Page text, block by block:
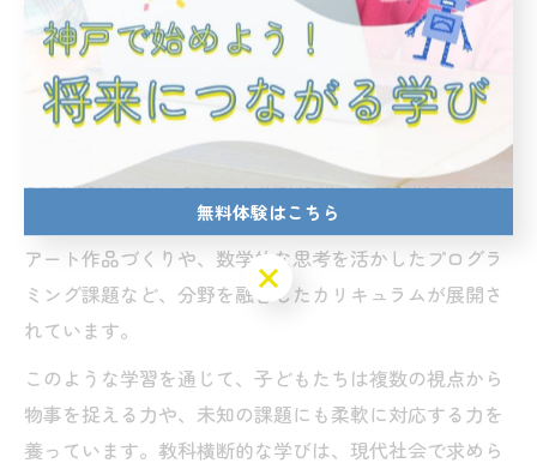
す。これらの経験は、学びのモチベーション向上や進路
選択の幅を広げるきっかけとなっています。
STEAM教育で実現する教科横断型学習
STEAM教育では、教科ごとの枠を越えた横断型学習が大
きな特徴です。神戸市の教室でも、科学の原理を用いた
アート作品づくりや、数学的な思考を活かしたプログラ
ミング課題など、分野を融合したカリキュラムが展開さ
れています。
このような学習を通じて、子どもたちは複数の視点から
物事を捉える力や、未知の課題にも柔軟に対応する力を
養っています。教科横断的な学びは、現代社会で求めら
無料体験はこちら
無料体験はこちら